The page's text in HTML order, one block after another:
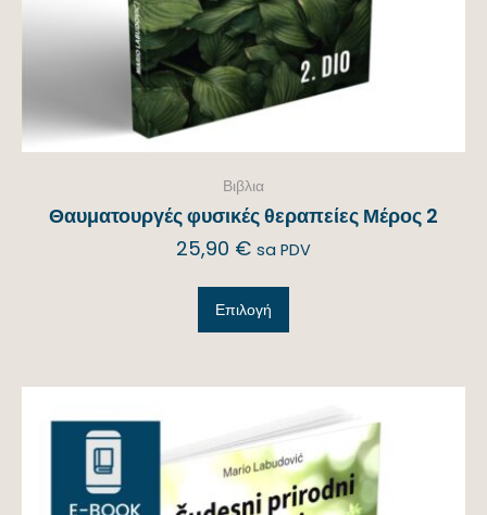
Βιβλια
Θαυματουργές φυσικές θεραπείες Μέρος 2
25,90 € sa PDV
Επιλογή